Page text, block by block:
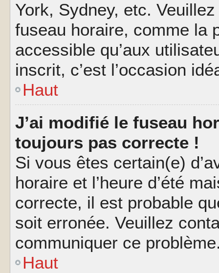
York, Sydney, etc.
fuseau horaire, comme la
accessible qu’aux
inscrit, c’est l’occasion
Haut
J’ai modifié le fuseau
toujours pas correcte !
Si vous êtes certain(e)
horaire et l’heure d’été
correcte, il est probable
soit erronée. Veuillez
communiquer ce
Haut